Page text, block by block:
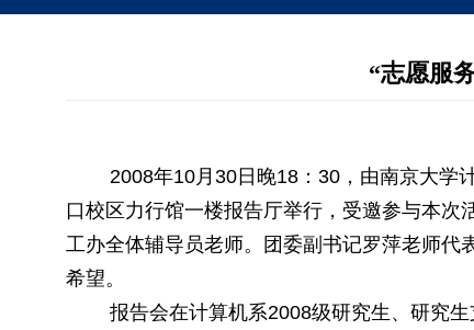
“志愿服
2008年10月 30 日晚18 ： 30 ，由南京大学
口校区力行馆一楼报告厅举行，受邀参与本
工办全体辅导员老师。团委副书记罗萍老师代
希望。
报告会在计算机系2008级研究生、研究